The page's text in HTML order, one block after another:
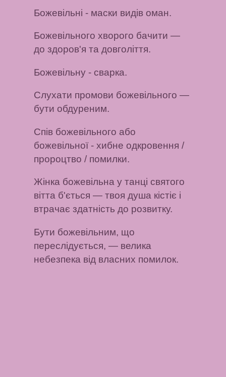
Божевільні - маски видів оман.
Божевільного хворого бачити —
до здоров'я та довголіття.
Божевільну - сварка.
Слухати промови божевільного —
бути обдуреним.
Спів божевільного або
божевільної - хибне одкровення /
пророцтво / помилки.
Жінка божевільна у танці святого
вітта б'ється — твоя душа кістіє і
втрачає здатність до розвитку.
Бути божевільним, що
переслідується, — велика
небезпека від власних помилок.